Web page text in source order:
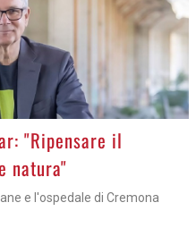
"Ripensare il
natura"
e l'ospedale di Cremona